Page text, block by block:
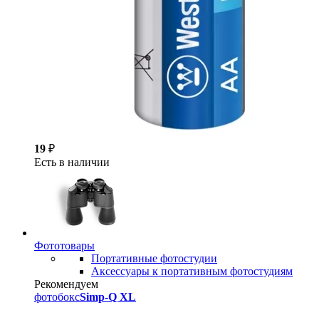
19 ₽
Есть в наличии
Фототовары
Портативные фотостудии
Аксессуары к портативным фотостудиям
Рекомендуем
фотобоксSimp-Q XL